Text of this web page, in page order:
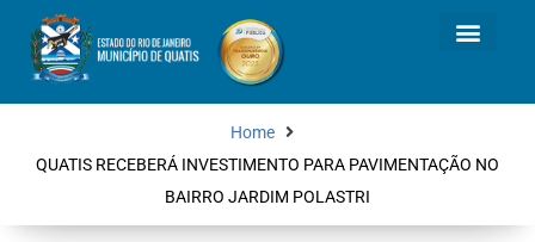
Home
QUATIS RECEBERÁ INVESTIMENTO PARA PAVIMENTAÇÃO NO
BAIRRO JARDIM POLASTRI